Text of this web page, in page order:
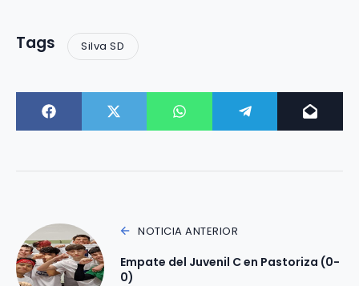
Tags Silva SD
NOTICIA ANTERIOR
Empate del Juvenil C en Pastoriza (0-
0)